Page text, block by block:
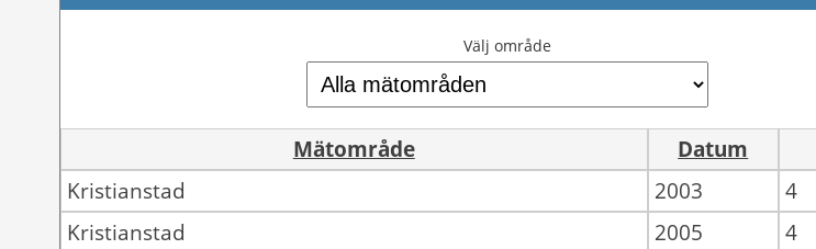
Välj område
Mätområde Datum
Kristianstad
2003
4
Kristianstad
2005
4